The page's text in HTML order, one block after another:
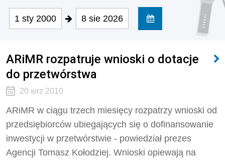
1 sty 2000 8 sie 2026
ARiMR rozpatruje wnioski o dotacje
do przetwórstwa
20 wrz 2010
ARiMR w ciągu trzech miesięcy rozpatrzy wnioski od
przedsiębiorców ubiegających się o dofinansowanie
inwestycji w przetwórstwie - powiedział prezes
Agencji Tomasz Kołodziej. Wnioski opiewają na